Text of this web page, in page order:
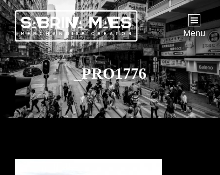
Menu
_PRO1776